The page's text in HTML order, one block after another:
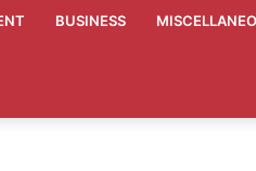
BUSINESS